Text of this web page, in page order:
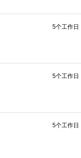
5个工作日
5个工作日
5个工作日